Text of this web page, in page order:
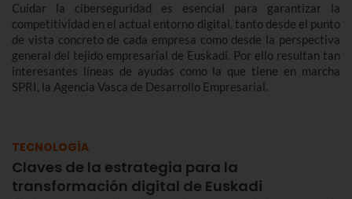
Cuidar la ciberseguridad es esencial para garantizar la
competitividad en el actual entorno digital, tanto desde el punto
de vista concreto de cada empresa como desde la perspectiva
general del tejido empresarial de Euskadi. Por ello resultan tan
interesantes líneas de ayudas como la que tiene en marcha
SPRI, la Agencia Vasca de Desarrollo Empresarial.
TECNOLOGÍA
Claves de la estrategia para la
transformación digital de Euskadi